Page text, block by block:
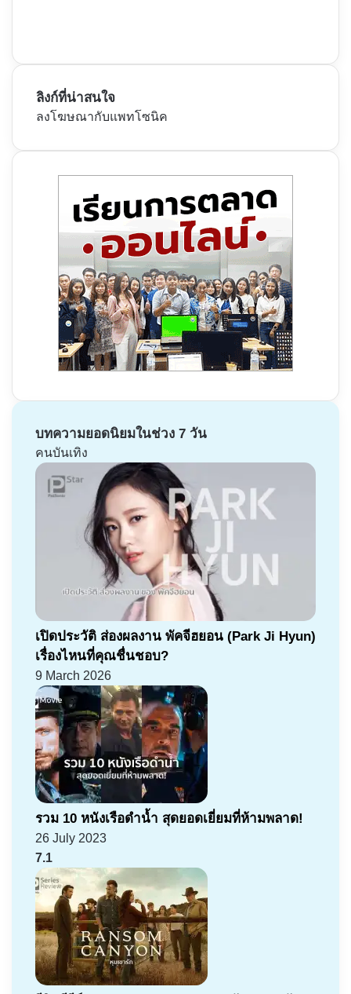
ลิงก์ที่น่าสนใจ
ลงโฆษณากับแพทโซนิค
บทความยอดนิยมในช่วง 7 วัน
คนบันเทิง
เปิดประวัติ ส่องผลงาน พัคจีฮยอน (Park Ji Hyun)
เรื่องไหนที่คุณชื่นชอบ?
9 March 2026
รวม 10 หนังเรือดำน้ำ สุดยอดเยี่ยมที่ห้ามพลาด!
26 July 2023
7.1